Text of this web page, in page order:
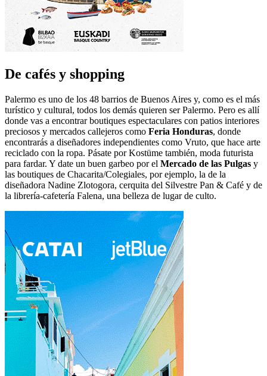
De cafés y shopping
Palermo es uno de los 48 barrios de Buenos Aires y, como es el más
turístico y cultural, todos los demás quieren ser Palermo. Pero es allí
donde vas a encontrar boutiques espectaculares con patios interiores
preciosos y mercados callejeros como Feria Honduras, donde
encontrarás a diseñadores independientes como Vruto, que hace arte
reciclado con la ropa. Pásate por Kostüme también, moda futurista
para fardar. Y date un buen garbeo por el Mercado de las Pulgas y
las boutiques de Chacarita/Colegiales, por ejemplo, la de la
diseñadora Nadine Zlotogora, cerquita del Silvestre Pan & Café y de
la librería-cafetería Falena, una belleza de lugar de culto.